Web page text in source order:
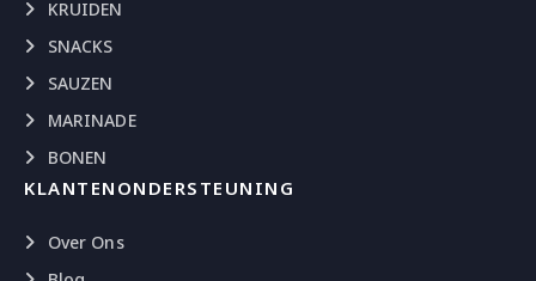
KRUIDEN
SNACKS
SAUZEN
MARINADE
BONEN
KLANTENONDERSTEUNING
Over Ons